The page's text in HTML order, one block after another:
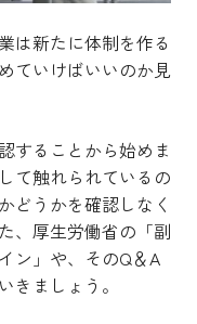
は新たに体制を作る
ていけばいいのか見
することから始めま
て触れられているの
どうかを確認しなく
、厚生労働省の「副
ン」や、そのQ＆A
きましょう。